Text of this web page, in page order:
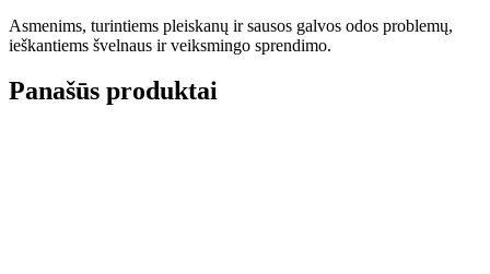
Asmenims, turintiems pleiskanų ir sausos galvos odos problemų,
ieškantiems švelnaus ir veiksmingo sprendimo.
Panašūs produktai